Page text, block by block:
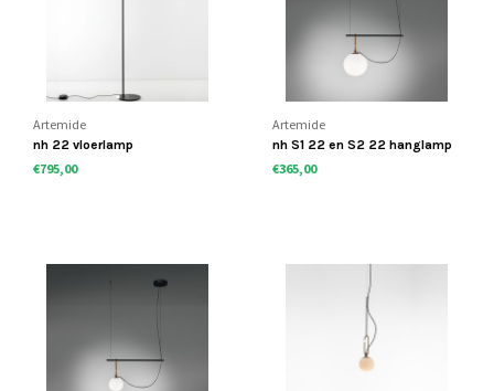
Artemide
nh 22 vloerlamp
€795,00
Artemide
nh S1 22 en S2 22 hanglamp
€365,00